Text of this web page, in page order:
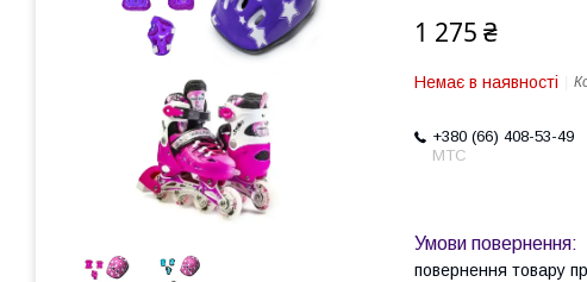
1 275 ₴
Немає в наявності
+380 (66) 408-53-49
МТС
повернення товару